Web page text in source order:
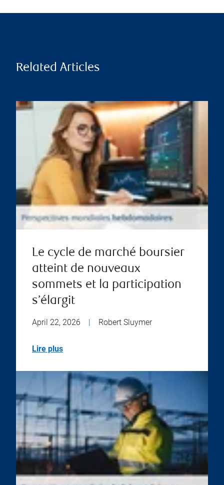
Related Articles
Le cycle de marché boursier
atteint de nouveaux
sommets et la participation
s’élargit
April 22, 2026 | Robert Sluymer
Lire plus